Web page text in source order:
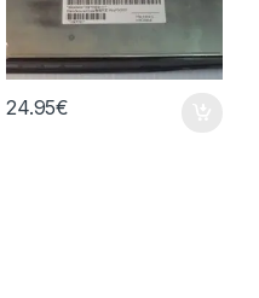
24.95€